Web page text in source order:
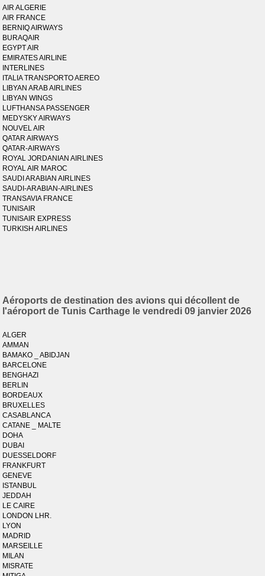
AIR ALGERIE
AIR FRANCE
BERNIQ AIRWAYS
BURAQAIR
EGYPT AIR
EMIRATES AIRLINE
INTERLINES
ITALIA TRANSPORTO AEREO
LIBYAN ARAB AIRLINES
LIBYAN WINGS
LUFTHANSA PASSENGER
MEDYSKY AIRWAYS
NOUVEL AIR
QATAR AIRWAYS
QATAR-AIRWAYS
ROYAL JORDANIAN AIRLINES
ROYAL AIR MAROC
SAUDI ARABIAN AIRLINES
SAUDI-ARABIAN-AIRLINES
TRANSAVIA FRANCE
TUNISAIR
TUNISAIR EXPRESS
TURKISH AIRLINES
Aéroports de destination des avions qui décollent de
l'aéroport de Tunis Carthage le vendredi 09 janvier 2026
ALGER
AMMAN
BAMAKO _ ABIDJAN
BARCELONE
BENGHAZI
BERLIN
BORDEAUX
BRUXELLES
CASABLANCA
CATANE _ MALTE
DOHA
DUBAI
DUESSELDORF
FRANKFURT
GENEVE
ISTANBUL
JEDDAH
LE CAIRE
LONDON LHR.
LYON
MADRID
MARSEILLE
MILAN
MISRATE